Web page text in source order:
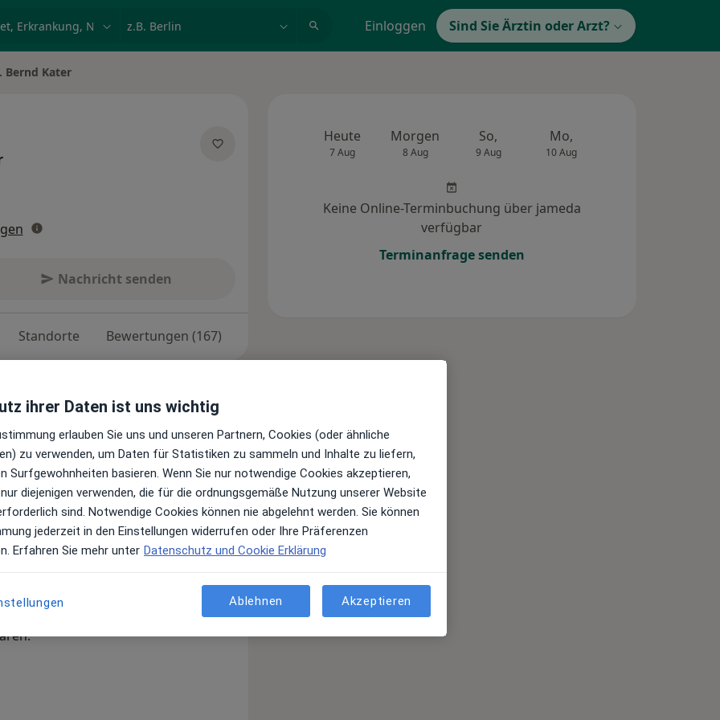
Einloggen Sind Sie Ärztin oder Arzt?
Bernd Kater
Nachricht senden
Standorte Bewertungen (167)
Praxis in Wuppertal und meine
Urologie Andrologie und Med.
Details der Untersuchungen und
Bei einem persönlichen
Heute
7 Aug
Morgen
8 Aug
So,
9 Aug
Mo,
10 Aug
Keine Online-Terminbuchung über jameda
verfügbar
Terminanfrage senden
ihrer Daten ist uns wichtig
erlauben Sie uns und unseren Partnern, Cookies (oder ähnliche
zu verwenden, um Daten für Statistiken zu sammeln und Inhalte zu liefern,
Surfgewohnheiten basieren. Wenn Sie nur notwendige Cookies akzeptieren,
diejenigen verwenden, die für die ordnungsgemäße Nutzung unserer Website
sind. Notwendige Cookies können nie abgelehnt werden. Sie können
jederzeit in den Einstellungen widerrufen oder Ihre Präferenzen
Erfahren Sie mehr unter Datenschutz und Cookie Erklärung
Ablehnen Akzeptieren